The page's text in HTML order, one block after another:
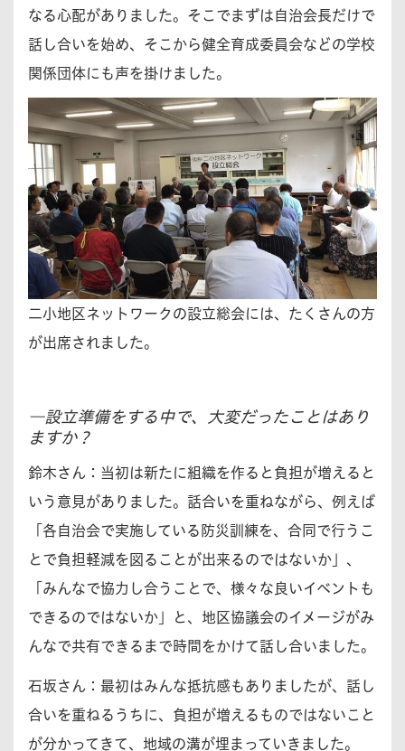
なる心配がありました。そこでまずは自治会長だけで
話し合いを始め、そこから健全育成委員会などの学校
関係団体にも声を掛けました。
二小地区ネットワークの設立総会には、たくさんの方
が出席されました。
―設立準備をする中で、大変だったことはあり
ますか？
鈴木さん： 当初は新たに組織を作ると負担が増えると
いう意見がありました。話合いを重ねながら、例えば
「各自治会で実施している防災訓練を、合同で行うこ
とで負担軽減を図ることが出来るのではないか」、
「みんなで協力し合うことで、様々な良いイベントも
できるのではないか」と、地区協議会のイメージがみ
んなで共有できるまで時間をかけて話し合いました。
石坂さん： 最初はみんな抵抗感もありましたが、話し
合いを重ねるうちに、負担が増えるものではないこと
が分かってきて、地域の溝が埋まっていきました。